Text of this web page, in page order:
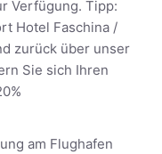
Verfügung. Tipp:
Hotel Faschina /
zurück über unser
Sie sich Ihren
am Flughafen